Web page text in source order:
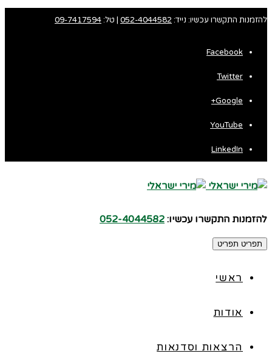
להזמנות התקשרו עכשיו: נייד: 052-4044582 | טל:09-7417594
Facebook
Twitter
Google+
YouTube
LinkedIn
להזמנות התקשרו עכשיו: 052-4044582
תפריט תפריט
ראשי
אודות
הרצאות וסדנאות